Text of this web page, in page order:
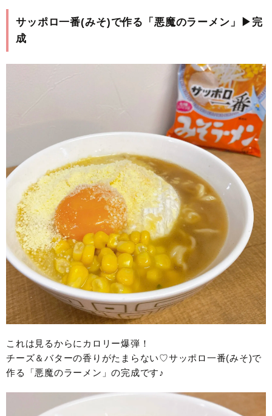
サッポロ一番(みそ)で作る「悪魔のラーメン」▶完
成
これは見るからにカロリー爆弾！
チーズ＆バターの香りがたまらない♡サッポロ一番(みそ)で
作る「悪魔のラーメン」の完成です♪